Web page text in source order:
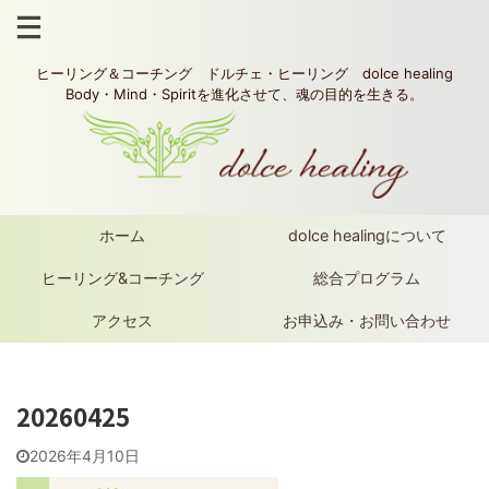
ヒーリング＆コーチング ドルチェ・ヒーリング dolce healing
Body・Mind・Spiritを進化させて、魂の目的を生きる。
ホーム dolce healingについて
ヒーリング&コーチング 総合プログラム
アクセス お申込み・お問い合わせ
20260425
2026年4月10日